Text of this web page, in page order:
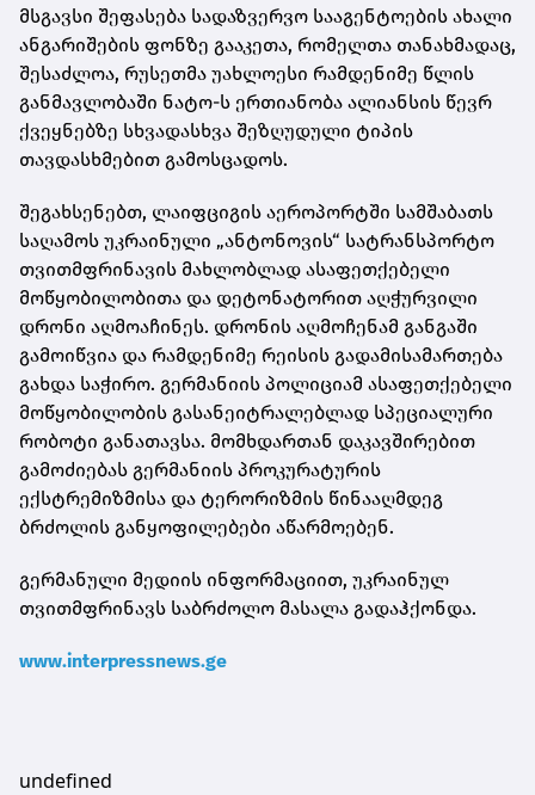
მსგავსი შეფასება სადაზვერვო სააგენტოების ახალი
ანგარიშების ფონზე გააკეთა, რომელთა თანახმადაც,
შესაძლოა, რუსეთმა უახლოესი რამდენიმე წლის
განმავლობაში ნატო-ს ერთიანობა ალიანსის წევრ
ქვეყნებზე სხვადასხვა შეზღუდული ტიპის
თავდასხმებით გამოსცადოს.
შეგახსენებთ, ლაიფციგის აეროპორტში სამშაბათს
საღამოს უკრაინული „ანტონოვის“ სატრანსპორტო
თვითმფრინავის მახლობლად ასაფეთქებელი
მოწყობილობითა და დეტონატორით აღჭურვილი
დრონი აღმოაჩინეს. დრონის აღმოჩენამ განგაში
გამოიწვია და რამდენიმე რეისის გადამისამართება
გახდა საჭირო. გერმანიის პოლიციამ ასაფეთქებელი
მოწყობილობის გასანეიტრალებლად სპეციალური
რობოტი განათავსა. მომხდართან დაკავშირებით
გამოძიებას გერმანიის პროკურატურის
ექსტრემიზმისა და ტერორიზმის წინააღმდეგ
ბრძოლის განყოფილებები აწარმოებენ.
გერმანული მედიის ინფორმაციით, უკრაინულ
თვითმფრინავს საბრძოლო მასალა გადაჰქონდა.
www.interpressnews.ge
undefined